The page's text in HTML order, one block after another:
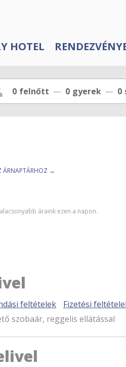
HOTEL
0 felnőtt 0 gyerek 0
ÁRNAPTÁRHOZ →
áraink ezen a napon.
feltételek
Fizetési
szobaár, reggelis ellátással